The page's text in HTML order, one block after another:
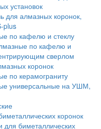
установок
для алмазных коронок,
plus
по кафелю и стеклу
по кафелю и
сверлом
коронок
по керамограниту
универсальные на УШМ,
коронок
для биметаллических